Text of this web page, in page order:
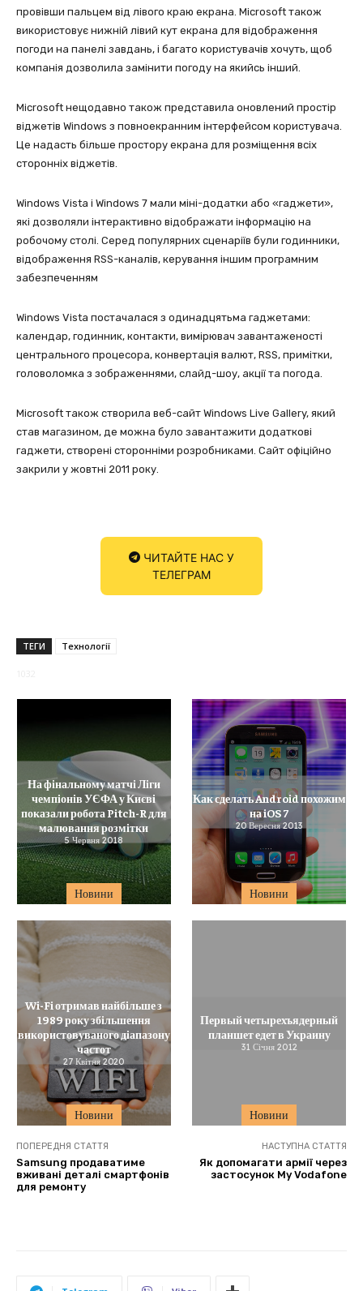
провівши пальцем від лівого краю екрана. Microsoft також
використовує нижній лівий кут екрана для відображення
погоди на панелі завдань, і багато користувачів хочуть, щоб
компанія дозволила замінити погоду на якийсь інший.
Microsoft нещодавно також представила оновлений простір
віджетів Windows з повноекранним інтерфейсом користувача.
Це надасть більше простору екрана для розміщення всіх
сторонніх віджетів.
Windows Vista і Windows 7 мали міні-додатки або «гаджети»,
які дозволяли інтерактивно відображати інформацію на
робочому столі. Серед популярних сценаріїв були годинники,
відображення RSS-каналів, керування іншим програмним
забезпеченням
Windows Vista постачалася з одинадцятьма гаджетами:
календар, годинник, контакти, вимірювач завантаженості
центрального процесора, конвертація валют, RSS, примітки,
головоломка з зображеннями, слайд-шоу, акції та погода.
Microsoft також створила веб-сайт Windows Live Gallery, який
став магазином, де можна було завантажити додаткові
гаджети, створені сторонніми розробниками. Сайт офіційно
закрили у жовтні 2011 року.
ЧИТАЙТЕ НАС У
ТЕЛЕГРАМ
ТЕГИ Технології
Новини
На фінальному матчі Ліги
чемпіонів УЄФА у Києві
показали робота Pitch-R для
малювання розмітки
5 Червня 2018
Новини
Как сделать Android похожим
на iOS 7
20 Вересня 2013
Новини
Wi-Fi отримав найбільше з
1989 року збільшення
використовуваного діапазону
частот
27 Квітня 2020
Новини
Первый четырехъядерный
планшет едет в Украину
31 Січня 2012
ПОПЕРЕДНЯ СТАТТЯ
Samsung продаватиме
вживані деталі смартфонів
для ремонту
НАСТУПНА СТАТТЯ
Як допомагати армії через
застосунок My Vodafone